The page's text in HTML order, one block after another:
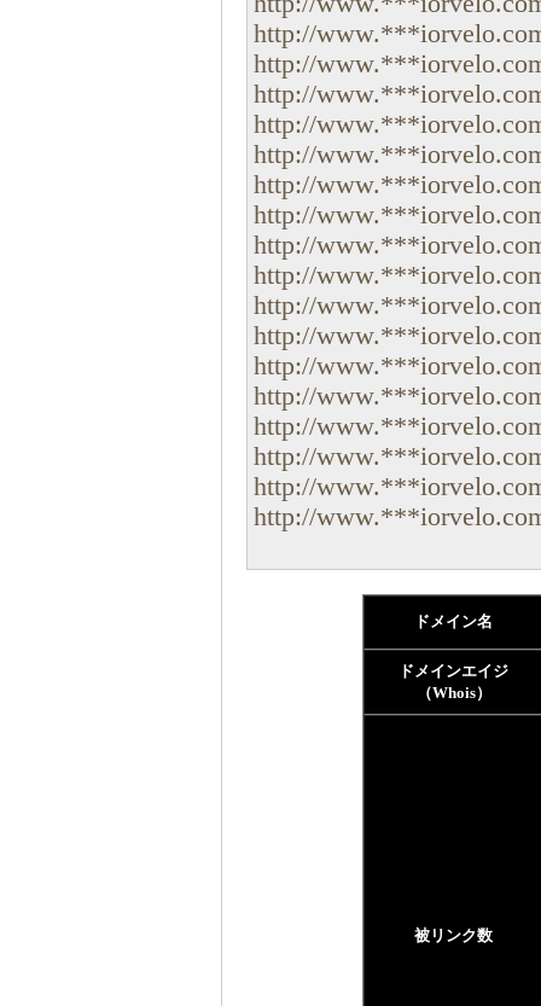
http://
http://
http://
http://
http://
http://
http://
http://
http://
http://
http://
http://
http://
http://
http://
http://
http://
ドメイン名
ドメインエイジ
（Whois）
被リンク数